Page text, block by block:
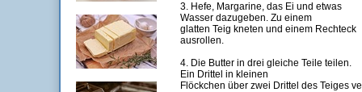
3. Hefe, Margarine, das Ei und etwas
Wasser dazugeben. Zu einem
glatten Teig kneten und einem Rechteck
ausrollen.
4. Die Butter in drei gleiche Teile teilen.
Ein Drittel in kleinen
Flöckchen über zwei Drittel des Teiges